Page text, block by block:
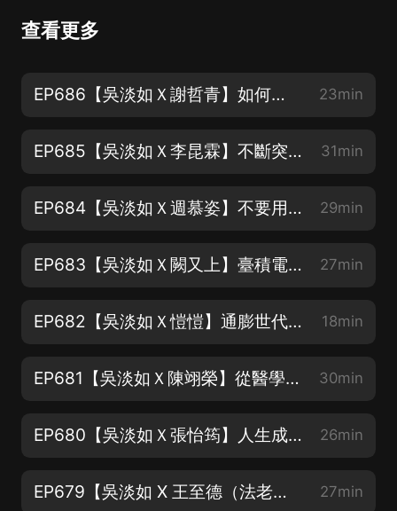
查看更多
EP686【吳淡如Ｘ謝哲青】如何建造記憶宮殿？ 23min
EP685【吳淡如Ｘ李昆霖】不斷突破從最難做起 31min
EP684【吳淡如Ｘ週慕姿】不要用情緒勒索的方式來溝通 29min
EP683【吳淡如Ｘ闕又上】臺積電的價格與價值 27min
EP682【吳淡如Ｘ愷愷】通膨世代這樣賺 化解人生下半場的財富憂慮 18min
EP681【吳淡如Ｘ陳翊榮】從醫學系轉到經濟系 立志把臺灣茶銷往全球 30min
EP680【吳淡如Ｘ張怡筠】人生成就高低決定在情商！ 26min
EP679【吳淡如 X 王至德（法老王律師）X席耶娜 】一旦借錢永不翻身？80萬變2500萬的滾雪球故事。 27min